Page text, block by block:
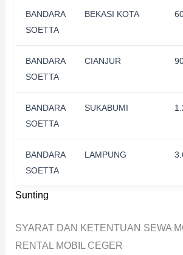
Sunting
BANDARA
SOETTA
BEKASI KOTA
BANDARA
SOETTA
CIANJUR
BANDARA
SOETTA
SUKABUMI
BANDARA
SOETTA
LAMPUNG
SYARAT DAN KETENTUAN SEWA
RENTAL MOBIL CEGER